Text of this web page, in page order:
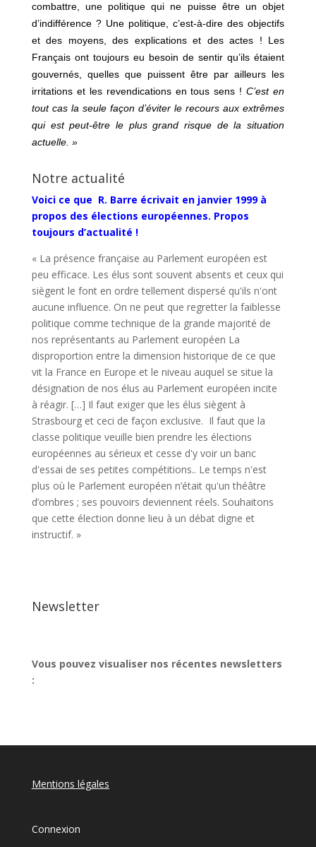
combattre, une politique qui ne puisse être un objet
d’indifférence ? Une politique, c’est-à-dire des objectifs
et des moyens, des explications et des actes ! Les
Français ont toujours eu besoin de sentir qu’ils étaient
gouvernés, quelles que puissent être par ailleurs les
irritations et les revendications en tous sens ! C’est en
tout cas la seule façon d’éviter le recours aux extrêmes
qui est peut-être le plus grand risque de la situation
actuelle. »
Notre actualité
Voici ce que R. Barre écrivait en janvier 1999 à
propos des élections européennes. Propos
toujours d’actualité !
« La présence française au Parlement européen est
peu efficace. Les élus sont souvent absents et ceux qui
siègent le font en ordre tellement dispersé qu'ils n'ont
aucune influence. On ne peut que regretter la faiblesse
politique comme technique de la grande majorité de
nos représentants au Parlement européen La
disproportion entre la dimension historique de ce que
vit la France en Europe et le niveau auquel se situe la
désignation de nos élus au Parlement européen incite
à réagir. […] Il faut exiger que les élus siègent à
Strasbourg et ceci de façon exclusive. Il faut que la
classe politique veuille bien prendre les élections
européennes au sérieux et cesse d'y voir un banc
d'essai de ses petites compétitions.. Le temps n'est
plus où le Parlement européen n’était qu'un théâtre
d’ombres ; ses pouvoirs deviennent réels. Souhaitons
que cette élection donne lieu à un débat digne et
instructif. »
Newsletter
Vous pouvez visualiser nos récentes newsletters
:
Mentions légales
Connexion